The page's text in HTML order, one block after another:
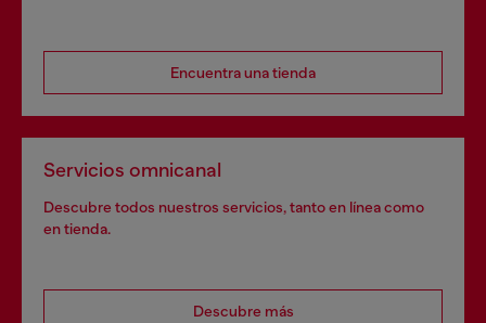
Encuentra una tienda
Servicios omnicanal
Descubre todos nuestros servicios, tanto en línea como
en tienda.
Descubre más